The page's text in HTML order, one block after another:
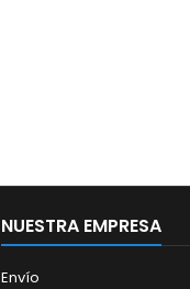
NUESTRA EMPRESA
Envío